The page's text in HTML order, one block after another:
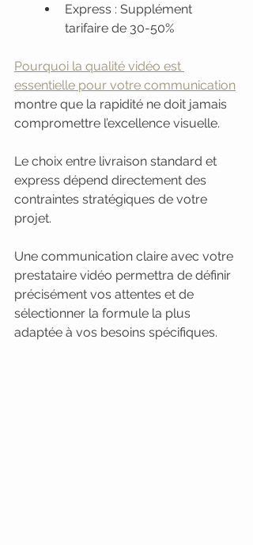
Express : Supplément
tarifaire de 30-50%
Pourquoi la qualité vidéo est
essentielle pour votre communication
montre que la rapidité ne doit jamais
compromettre l’excellence visuelle.
Le choix entre livraison standard et
express dépend directement des
contraintes stratégiques de votre
projet.
Une communication claire avec votre
prestataire vidéo permettra de définir
précisément vos attentes et de
sélectionner la formule la plus
adaptée à vos besoins spécifiques.